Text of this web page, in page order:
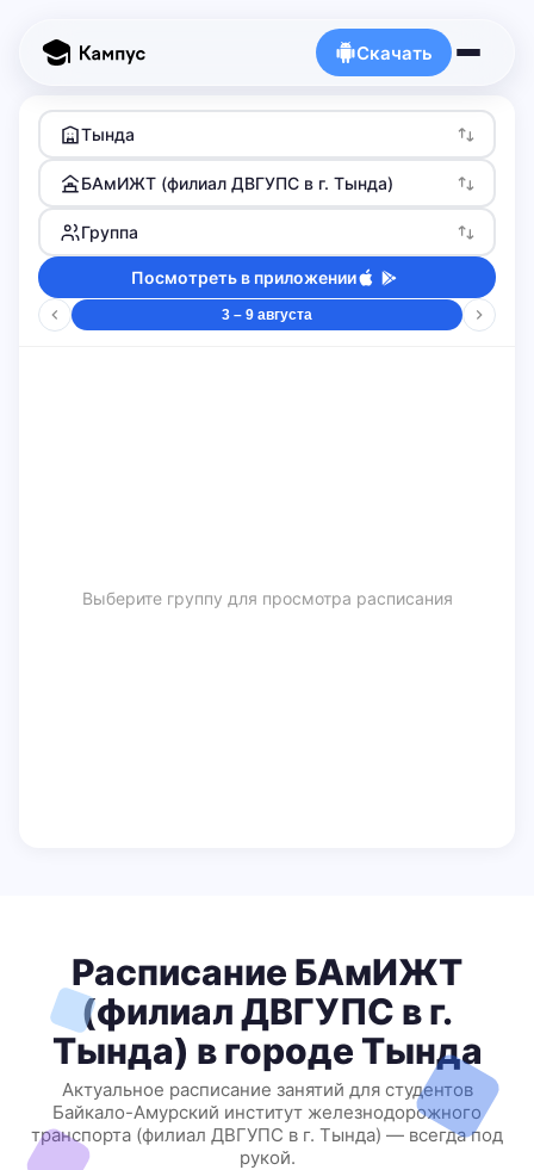
Скачать
Тында
БАмИЖТ (филиал ДВГУПС в г. Тында)
Группа
Посмотреть в приложении
3 – 9 августа
Выберите группу для просмотра расписания
Расписание БАмИЖТ
(филиал ДВГУПС в г.
Тында) в городе Тында
Актуальное расписание занятий для студентов
Байкало-Амурский институт железнодорожного
транспорта (филиал ДВГУПС в г. Тында) — всегда под
рукой.